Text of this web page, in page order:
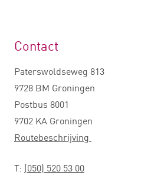
Contact
Paterswoldseweg 813
9728 BM Groningen
Postbus 8001
9702 KA Groningen
Routebeschrijving
T: (050) 520 53 00